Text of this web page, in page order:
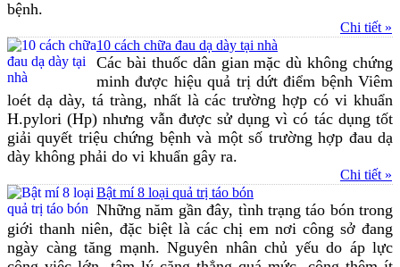
bệnh.
Chi tiết »
10 cách chữa đau dạ dày tại nhà
Các bài thuốc dân gian mặc dù không chứng
minh được hiệu quả trị dứt điểm bệnh Viêm
loét dạ dày, tá tràng, nhất là các trường hợp có vi khuẩn
H.pylori (Hp) nhưng vẫn được sử dụng vì có tác dụng tốt
giải quyết triệu chứng bệnh và một số trường hợp đau dạ
dày không phải do vi khuẩn gây ra.
Chi tiết »
Bật mí 8 loại quả trị táo bón
Những năm gần đây, tình trạng táo bón trong
giới thanh niên, đặc biệt là các chị em nơi công sở đang
ngày càng tăng mạnh. Nguyên nhân chủ yếu do áp lực